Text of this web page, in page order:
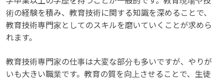
術の経験を積み、教育技術に関する知識を深めることで、
教育技術専門家としてのスキルを磨いていくことが求めら
れます。
教育技術専門家の仕事は大変な部分も多いですが、やりが
いも大きい職業です。教育の質を向上させることで、生徒